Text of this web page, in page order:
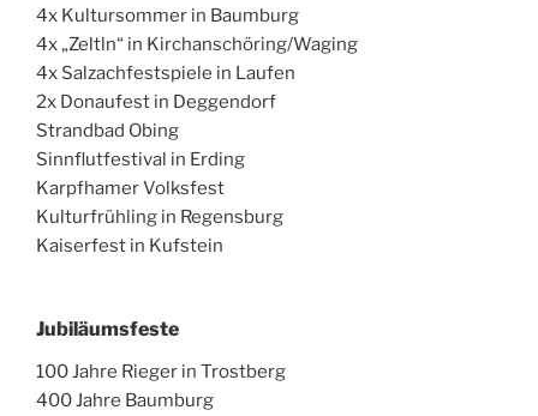
4x Kultursommer in Baumburg
4x „Zeltln“ in Kirchanschöring/Waging
4x Salzachfestspiele in Laufen
2x Donaufest in Deggendorf
Strandbad Obing
Sinnflutfestival in Erding
Karpfhamer Volksfest
Kulturfrühling in Regensburg
Kaiserfest in Kufstein
Jubiläumsfeste
100 Jahre Rieger in Trostberg
400 Jahre Baumburg